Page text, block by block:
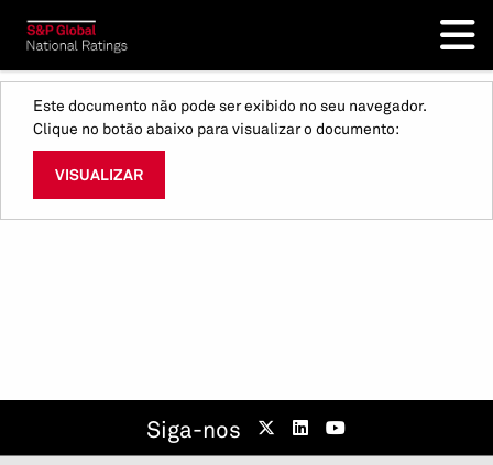
Este documento não pode ser exibido no seu navegador.
Clique no botão abaixo para visualizar o documento:
VISUALIZAR
Siga-nos